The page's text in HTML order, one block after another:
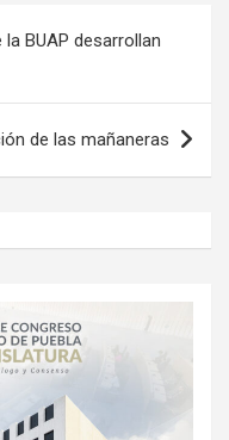
BUAP desarrollan
de las mañaneras